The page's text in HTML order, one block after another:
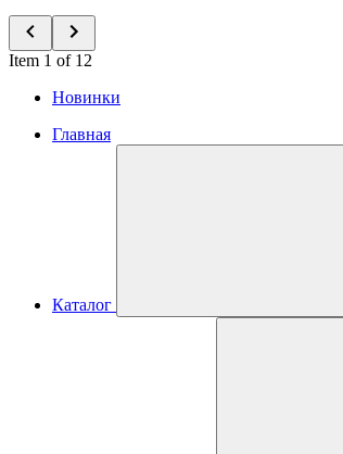
Item 1 of 12
Новинки
Главная
Каталог